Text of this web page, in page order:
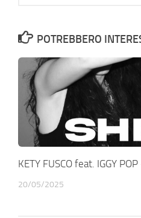
POTREBBERO
KETY FUSCO feat. IGGY
20/05/2025